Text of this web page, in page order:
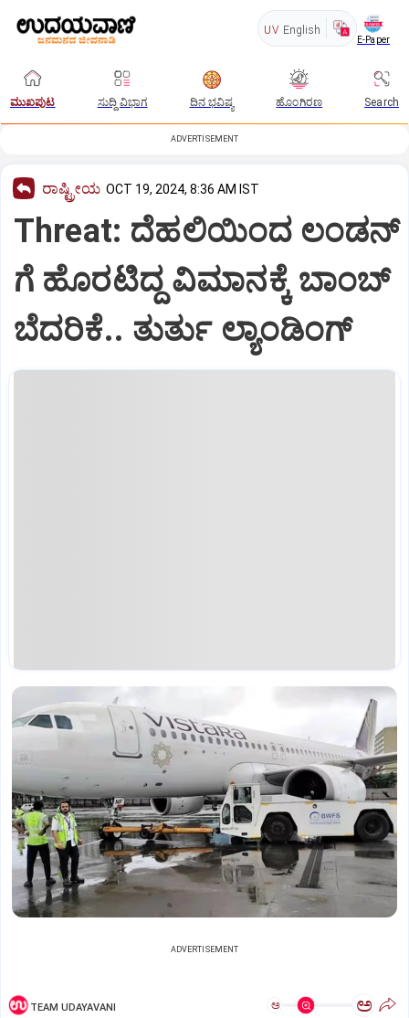
UV English
E-Paper
ಮುಖಪುಟ ಸುದ್ದಿ ವಿಭಾಗ ದಿನ ಭವಿಷ್ಯ ಹೊಂಗಿರಣ Search
ADVERTISEMENT
ರಾಷ್ಟ್ರೀಯ OCT 19, 2024, 8:36 AM IST
Threat: ದೆಹಲಿಯಿಂದ ಲಂಡನ್
ಗೆ ಹೊರಟಿದ್ದ ವಿಮಾನಕ್ಕೆ ಬಾಂಬ್
ಬೆದರಿಕೆ.. ತುರ್ತು ಲ್ಯಾಂಡಿಂಗ್
ADVERTISEMENT
TEAM UDAYAVANI ಅ ಅ